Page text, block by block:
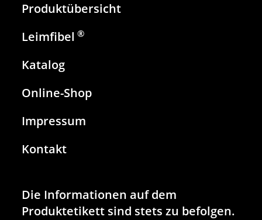
Produktübersicht
Leimfibel ®
Katalog
Online-Shop
Impressum
Kontakt
Die Informationen auf dem
Produktetikett sind stets zu befolgen.